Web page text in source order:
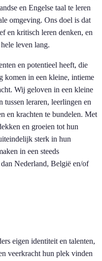
en Engelse taal te leren
omgeving. Ons doel is dat
en kritisch leren denken, en
leven lang.
en potentieel heeft, die
komen in een kleine, intieme
Wij geloven in een kleine
leraren, leerlingen en
en krachten te bundelen. Met
en groeien tot hun
sterk in hun
in een steeds
Nederland, België en/of
eigen identiteit en talenten,
veerkracht hun plek vinden